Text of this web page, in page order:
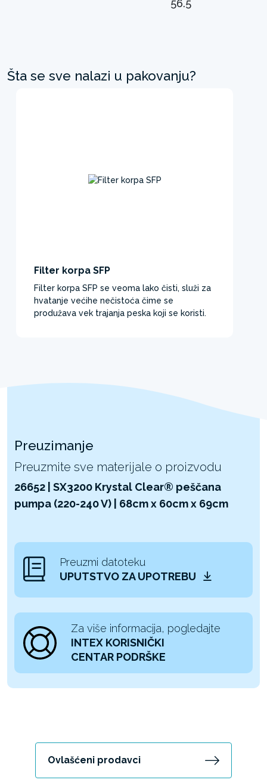
56.5
Šta se sve nalazi u pakovanju?
Filter korpa SFP
Filter korpa SFP se veoma lako čisti, služi za
hvatanje većihe nečistoća čime se
produžava vek trajanja peska koji se koristi.
Preuzimanje
Preuzmite sve materijale o proizvodu
26652 | SX3200 Krystal Clear® peščana
pumpa (220-240 V) | 68cm x 60cm x 69cm
Preuzmi datoteku
UPUTSTVO ZA UPOTREBU
Za više informacija, pogledajte
INTEX KORISNIČKI
CENTAR PODRŠKE
Ovlašćeni prodavci